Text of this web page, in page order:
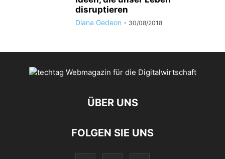
disruptieren
Diana Gedeon - 30/08/2018
ÜBER UNS
FOLGEN SIE UNS